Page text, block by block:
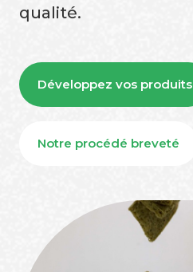
qualité.
Développez vos produits
Notre procédé breveté